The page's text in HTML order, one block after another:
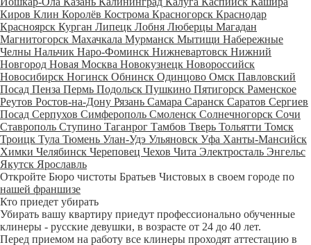
Киров Клин Королёв Кострома Красногорск Краснодар
Красноярск Курган Липецк Лобня Люберцы Магадан
Магнитогорск Махачкала Мурманск Мытищи Набережные
Челны Нальчик Наро-Фоминск Нижневартовск Нижний
Новгород Новая Москва Новокузнецк Новороссийск
Новосибирск Ногинск Обнинск Одинцово Омск Павловский
Посад Пенза Пермь Подольск Пушкино Пятигорск Раменское
Реутов Ростов-на-Дону Рязань Самара Саранск Саратов Сергиев
Посад Серпухов Симферополь Смоленск Солнечногорск Сочи
Ставрополь Ступино Таганрог Тамбов Тверь Тольятти Томск
Троицк Тула Тюмень Улан-Удэ Ульяновск Уфа Ханты-Мансийск
Химки Челябинск Череповец Чехов Чита Электросталь Энгельс
Якутск Ярославль
Откройте Бюро чистоты Братьев Чистовых в своем городе по
нашей франшизе
Кто приедет убирать
Убирать вашу квартиру приедут профессионально обученные
клинеры - русские девушки, в возрасте от 24 до 40 лет.
Перед приемом на работу все клинеры проходят аттестацию в